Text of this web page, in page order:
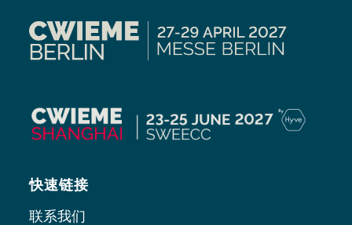
快速链接
联系我们